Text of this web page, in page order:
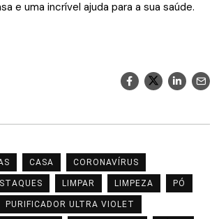
e uma incrível ajuda para a sua saúde.
CASA CORONAVÍRUS
LIMPAR LIMPEZA PÓ
PURIFICADOR ULTRA VIOLET